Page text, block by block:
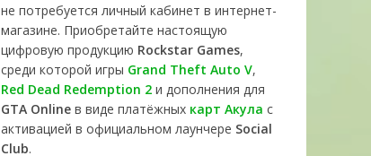
не потребуется личный кабинет в интернет-
магазине. Приобретайте настоящую
цифровую продукцию Rockstar Games,
среди которой игры Grand Theft Auto V,
Red Dead Redemption 2 и дополнения для
GTA Online в виде платёжных карт Акула с
активацией в официальном лаунчере Social
Club.